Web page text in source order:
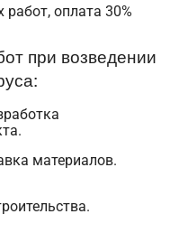
оплата 30%
при возведении
материалов.